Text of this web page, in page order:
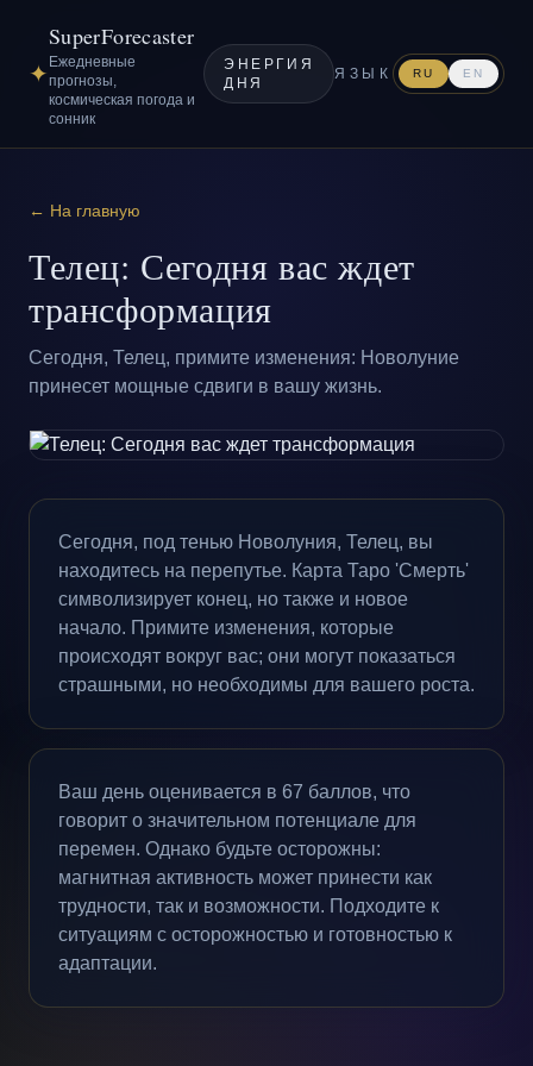
✦
SuperForecaster
Ежедневные
прогнозы,
космическая погода и
сонник
ЭНЕРГИЯ
ДНЯ
ЯЗЫК RU EN
← На главную
Телец: Сегодня вас ждет
трансформация
Сегодня, Телец, примите изменения: Новолуние
принесет мощные сдвиги в вашу жизнь.
Сегодня, под тенью Новолуния, Телец, вы
находитесь на перепутье. Карта Таро 'Смерть'
символизирует конец, но также и новое
начало. Примите изменения, которые
происходят вокруг вас; они могут показаться
страшными, но необходимы для вашего роста.
Ваш день оценивается в 67 баллов, что
говорит о значительном потенциале для
перемен. Однако будьте осторожны:
магнитная активность может принести как
трудности, так и возможности. Подходите к
ситуациям с осторожностью и готовностью к
адаптации.